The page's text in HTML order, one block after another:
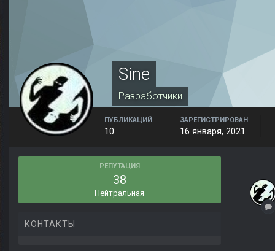
Sine
Разработчики
ПУБЛИКАЦИЙ
10
ЗАРЕГИСТРИРОВАН
16 января, 2021
РЕПУТАЦИЯ
38
Нейтральная
КОНТАКТЫ